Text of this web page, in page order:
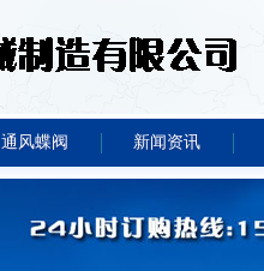
通风蝶阀 新闻资讯